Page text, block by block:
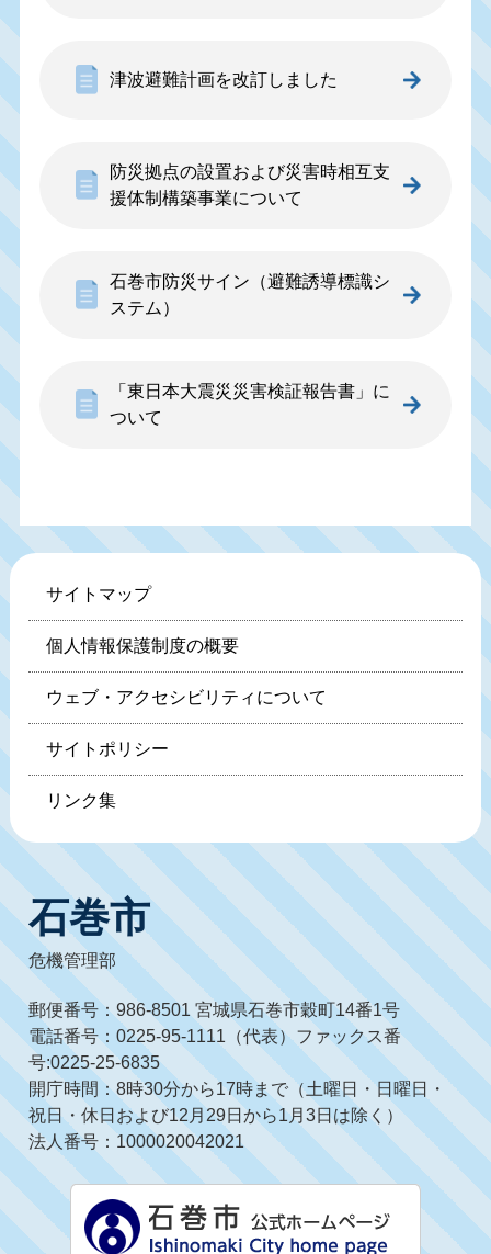
津波避難計画を改訂しました
防災拠点の設置および災害時相互支
援体制構築事業について
石巻市防災サイン（避難誘導標識シ
ステム）
「東日本大震災災害検証報告書」に
ついて
サイトマップ
個人情報保護制度の概要
ウェブ・アクセシビリティについて
サイトポリシー
リンク集
石巻市
危機管理部
郵便番号：986-8501 宮城県石巻市穀町14番1号
電話番号：0225-95-1111（代表）ファックス番
号:0225-25-6835
開庁時間：8時30分から17時まで（土曜日・日曜日・
祝日・休日および12月29日から1月3日は除く）
法人番号：1000020042021